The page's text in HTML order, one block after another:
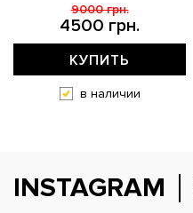
4500 грн.
9000 грн.
КУПИТЬ
в наличии
INSTAGRAM